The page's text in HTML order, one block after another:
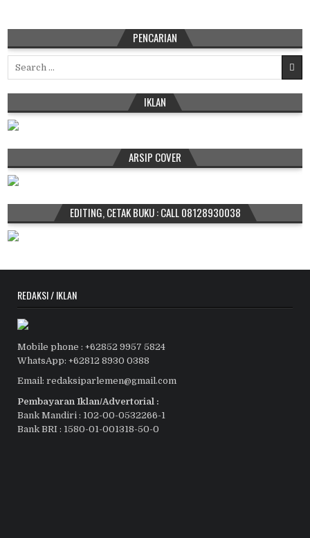
PENCARIAN
IKLAN
ARSIP COVER
EDITING, CETAK BUKU : CALL 08128930038
REDAKSI / IKLAN
Mobile phone : +62852 9957 5824
WhatsApp: +62812 8930 0388
Email: redaksiparlemen@gmail.com
Pembayaran Iklan/Advertorial :
Bank Mandiri : 102-00-0532266-1
Bank BRI : 1580-01-001318-50-0